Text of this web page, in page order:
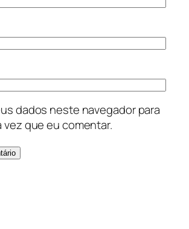
dados neste navegador para
vez que eu comentar.